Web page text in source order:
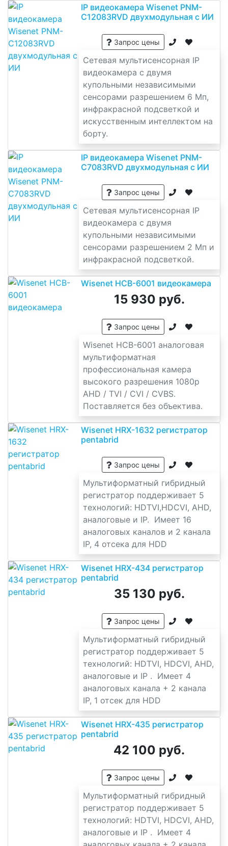
IP видеокамера Wisenet PNM-
C12083RVD двухмодульная с ИИ
Запрос цены
Сетевая мультисенсорная IP
видеокамера с двумя
купольными независимыми
сенсорами разрешением 6 Мп,
инфракрасной подсветкой и
искусственным интеллектом на
борту.
IP видеокамера Wisenet PNM-
C7083RVD двухмодульная с ИИ
Запрос цены
Сетевая мультисенсорная IP
видеокамера с двумя
купольными независимыми
сенсорами разрешением 2 Мп и
инфракрасной подсветкой.
Wisenet HCB-6001 видеокамера
15 930 руб.
Запрос цены
Wisenet HCB-6001 аналоговая
мультиформатная
профессиональная камера
высокого разрешения 1080p
AHD / TVI / CVI / CVBS.
Поставляется без объектива.
Wisenet HRX-1632 регистратор
pentabrid
Запрос цены
Мультиформатный гибридный
регистратор поддерживает 5
технологий: HDTVI,HDCVI, AHD,
аналоговые и IP. Имеет 16
аналоговых каналов и 2 канала
IP, 4 отсека для HDD
Wisenet HRX-434 регистратор
pentabrid
35 130 руб.
Запрос цены
Мультиформатный гибридный
регистратор поддерживает 5
технологий: HDTVI, HDCVI, AHD,
аналоговые и IP . Имеет 4
аналоговых канала + 2 канала
IP, 1 отсек для HDD
Wisenet HRX-435 регистратор
pentabrid
42 100 руб.
Запрос цены
Мультиформатный гибридный
регистратор поддерживает 5
технологий: HDTVI, HDCVI, AHD,
аналоговые и IP . Имеет 4